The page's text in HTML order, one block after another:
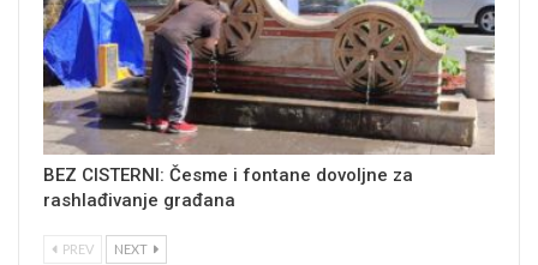
BEZ CISTERNI: Česme i fontane dovoljne za
rashlađivanje građana
PREV NEXT